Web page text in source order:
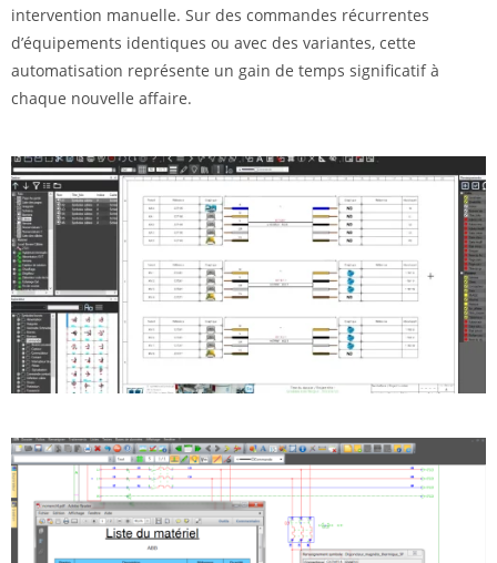
intervention manuelle. Sur des commandes récurrentes
d’équipements identiques ou avec des variantes, cette
automatisation représente un gain de temps significatif à
chaque nouvelle affaire.